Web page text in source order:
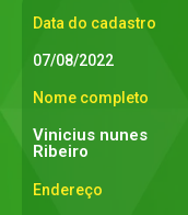
Data do cadastro
07/08/2022
Nome completo
Vinicius nunes
Ribeiro
Endereço